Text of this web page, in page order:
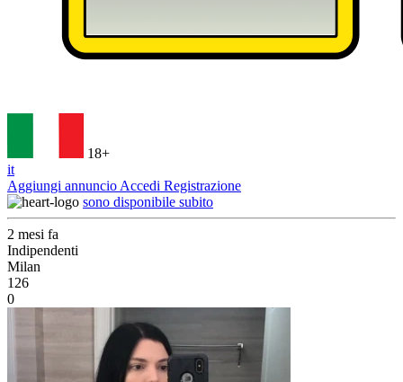
18+
it
Aggiungi annuncio Accedi Registrazione
sono disponibile subito
2 mesi fa
Indipendenti
Milan
126
0